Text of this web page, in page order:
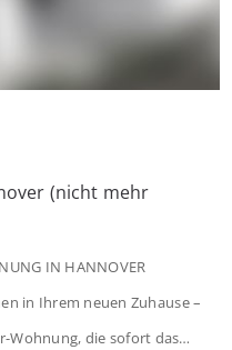
(nicht mehr
IN HANNOVER
in Ihrem neuen Zuhause –
Wohnung, die sofort das